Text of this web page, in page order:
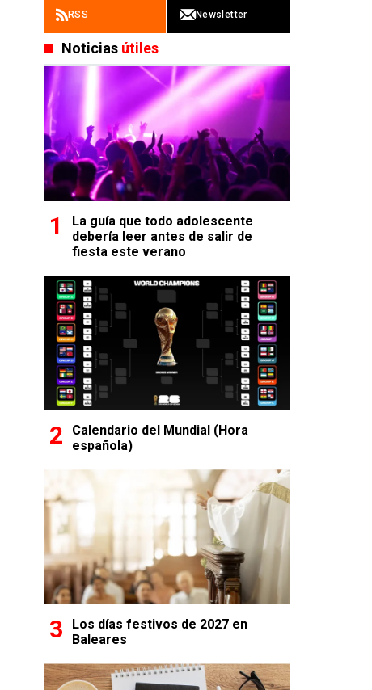
RSS Newsletter
Noticias útiles
La guía que todo adolescente
debería leer antes de salir de
fiesta este verano
Calendario del Mundial (Hora
española)
Los días festivos de 2027 en
Baleares